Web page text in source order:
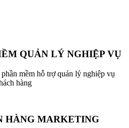
QUẢN LÝ NGHIỆP VỤ
mềm hỗ trợ quản lý nghiệp vụ
hàng
HÀNG MARKETING